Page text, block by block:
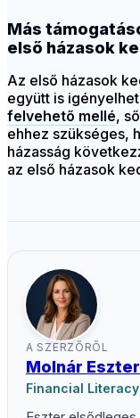
Más
első házasok
Az első házasok
együtt is
felvehető mellé,
ehhez szükséges,
házasság
az első házasok
A SZERZŐRŐL
Molnár Eszter
Financial